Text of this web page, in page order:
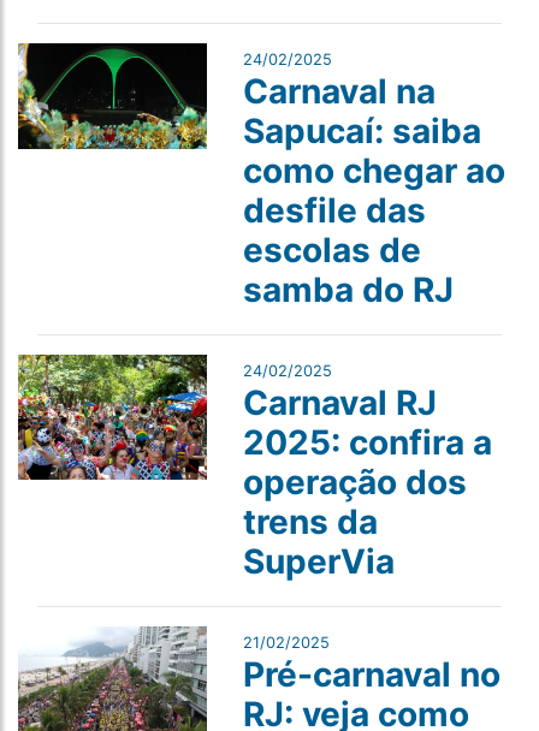
24/02/2025
Carnaval na
Sapucaí: saiba
como chegar ao
desfile das
escolas de
samba do RJ
24/02/2025
Carnaval RJ
2025: confira a
operação dos
trens da
SuperVia
21/02/2025
Pré-carnaval no
RJ: veja como